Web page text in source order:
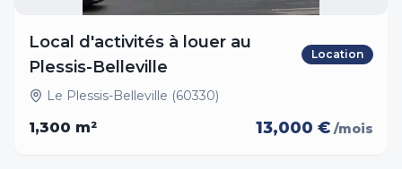
Local d'activités à louer au
Plessis-Belleville
Location
Le Plessis-Belleville (60330)
1,300 m² 13,000 € /mois